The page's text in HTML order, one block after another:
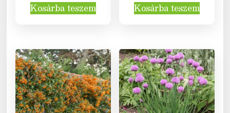
Kosárba teszem
Kosárba teszem